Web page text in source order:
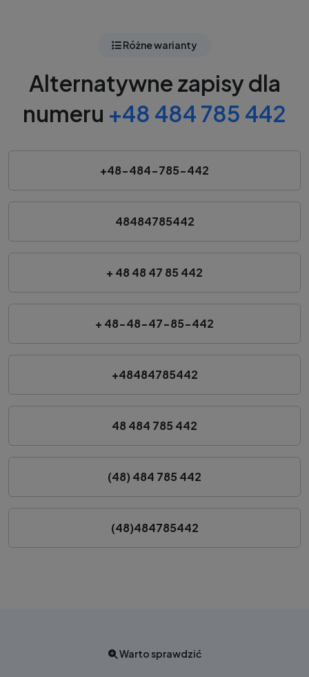
Różne warianty
Alternatywne zapisy dla
numeru +48 484 785 442
+48-484-785-442
48484785442
+ 48 48 47 85 442
+ 48-48-47-85-442
+48484785442
48 484 785 442
(48) 484 785 442
(48)484785442
Warto sprawdzić